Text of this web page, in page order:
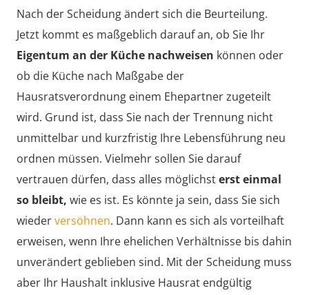
Nach der Scheidung ändert sich die Beurteilung.
Jetzt kommt es maßgeblich darauf an, ob Sie Ihr
Eigentum an der Küche nachweisen können oder
ob die Küche nach Maßgabe der
Hausratsverordnung einem Ehepartner zugeteilt
wird. Grund ist, dass Sie nach der Trennung nicht
unmittelbar und kurzfristig Ihre Lebensführung neu
ordnen müssen. Vielmehr sollen Sie darauf
vertrauen dürfen, dass alles möglichsterst einmal
so bleibt, wie es ist. Es könnte ja sein, dass Sie sich
wiederversöhnen. Dann kann es sich als vorteilhaft
erweisen, wenn Ihre ehelichen Verhältnisse bis dahin
unverändert geblieben sind. Mit der Scheidung muss
aber Ihr Haushalt inklusive Hausrat endgültig